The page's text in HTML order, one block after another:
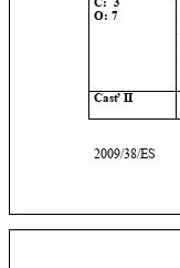
2009/38/ES
Č:  3
O: 7
Časť II